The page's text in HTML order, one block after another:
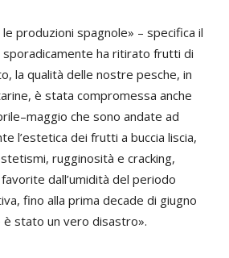
produzioni spagnole» – specifica il
ha ritirato frutti di
la qualità delle nostre pesche, in
è stata compromessa anche
che sono andate ad
l’estetica dei frutti a buccia liscia,
rugginosità e cracking,
dall’umidità del periodo
fino alla prima decade di giugno
stato un vero disastro».